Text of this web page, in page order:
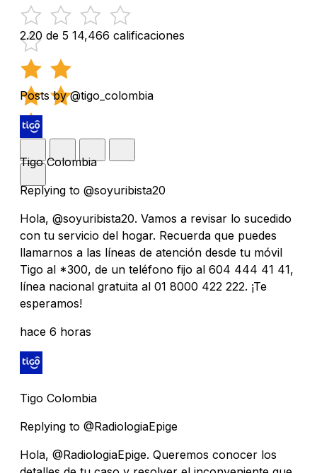
2.20 de 5 14,466 calificaciones
Posts by @tigo_colombia
Tigo Colombia
Replying to @soyuribista20
Hola, @soyuribista20. Vamos a revisar lo sucedido
con tu servicio del hogar. Recuerda que puedes
llamarnos a las líneas de atención desde tu móvil
Tigo al *300, de un teléfono fijo al 604 444 41 41,
línea nacional gratuita al 01 8000 422 222. ¡Te
esperamos!
hace 6 horas
Tigo Colombia
Replying to @RadiologiaEpige
Hola, @RadiologiaEpige. Queremos conocer los